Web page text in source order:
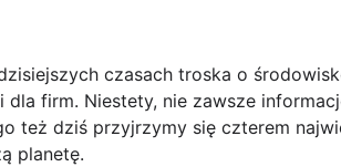
czasach troska o
firm. Niestety, nie zawsze
też dziś przyjrzymy się czterem
planetę.